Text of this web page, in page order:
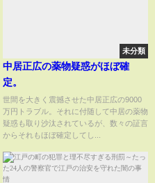
未分類
中居正広の薬物疑惑がほぼ確
定。
世間を大きく震撼させた中居正広の9000
万円トラブル。それに付随して中居の薬物
疑惑も取り沙汰されているが、数々の証言
からそれもほぼ確定してし...